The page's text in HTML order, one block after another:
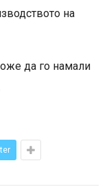
на
да го намали